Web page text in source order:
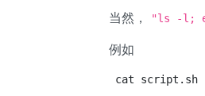
当然， "ls -l;
例如
cat script.sh |